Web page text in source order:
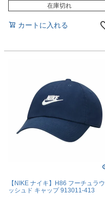
在庫切れ
カートに入れる
【NIKE ナイキ】H86 フーチュラウ
ッシュド キャップ 913011-413